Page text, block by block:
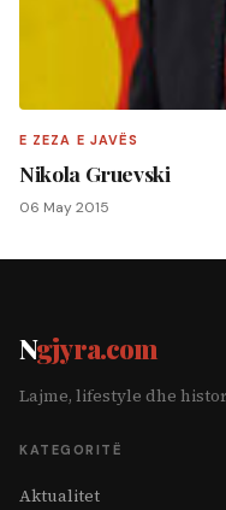
E ZEZA E JAVËS
Nikola Gruevski
06 May 2015
Ngjyra.com
Lajme, lifestyle dhe
KATEGORITË
Aktualitet